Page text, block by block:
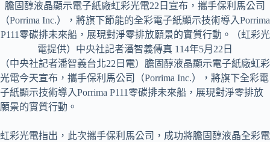
膽固醇液晶顯示電子紙廠虹彩光電22日宣布，攜手保利馬公司
（Porrima Inc.），將旗下節能的全彩電子紙顯示技術導入Porrima
P111零碳排未來船，展現對淨零排放願景的實質行動。（虹彩光
電提供）中央社記者潘智義傳真 114年5月22日
（中央社記者潘智義台北22日電）膽固醇液晶顯示電子紙廠虹彩
光電今天宣布，攜手保利馬公司（Porrima Inc.），將旗下全彩電
子紙顯示技術導入Porrima P111零碳排未來船，展現對淨零排放
願景的實質行動。
虹彩光電指出，此次攜手保利馬公司，成功將膽固醇液晶全彩電